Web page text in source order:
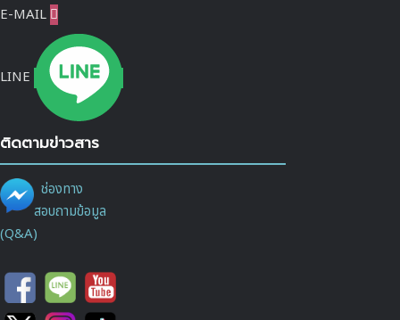
E-MAIL 
LINE
ติดตามข่าวสาร
ช่องทาง
สอบถามข้อมูล
(Q&A)